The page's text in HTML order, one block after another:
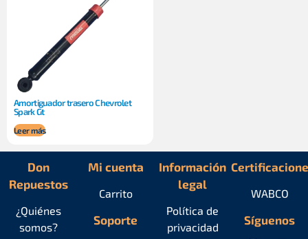
Amortiguador trasero Chevrolet
Spark Gt
Leer más
Don
Repuestos
¿Quiénes
somos?
Mi cuenta
Carrito
Soporte
Información
legal
Política de
privacidad
Síguenos
WABCO